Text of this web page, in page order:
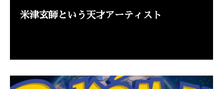
米津玄師という天才アーティスト